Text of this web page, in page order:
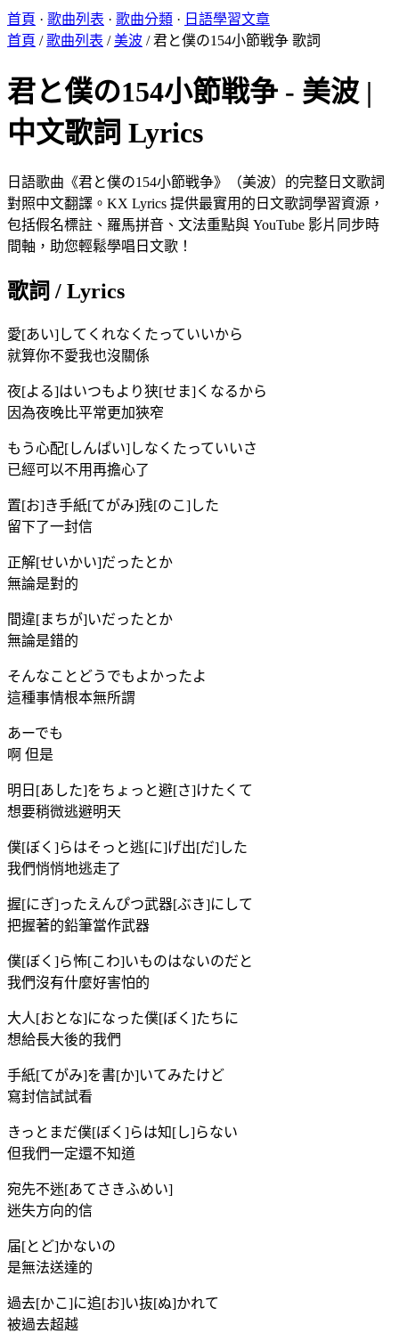
首頁 · 歌曲列表 · 歌曲分類 · 日語學習文章
首頁 /歌曲列表 /美波 /君と僕の154小節戦争 歌詞
君と僕の154小節戦争 - 美波 |
中文歌詞 Lyrics
日語歌曲《君と僕の154小節戦争》（美波）的完整日文歌詞
對照中文翻譯。KX Lyrics 提供最實用的日文歌詞學習資源，
包括假名標註、羅馬拼音、文法重點與 YouTube 影片同步時
間軸，助您輕鬆學唱日文歌！
歌詞 / Lyrics
愛[あい]してくれなくたっていいから
就算你不愛我也沒關係
夜[よる]はいつもより狭[せま]くなるから
因為夜晚比平常更加狹窄
もう心配[しんぱい]しなくたっていいさ
已經可以不用再擔心了
置[お]き手紙[てがみ]残[のこ]した
留下了一封信
正解[せいかい]だったとか
無論是對的
間違[まちが]いだったとか
無論是錯的
そんなことどうでもよかったよ
這種事情根本無所謂
あーでも
啊 但是
明日[あした]をちょっと避[さ]けたくて
想要稍微逃避明天
僕[ぼく]らはそっと逃[に]げ出[だ]した
我們悄悄地逃走了
握[にぎ]ったえんぴつ武器[ぶき]にして
把握著的鉛筆當作武器
僕[ぼく]ら怖[こわ]いものはないのだと
我們沒有什麼好害怕的
大人[おとな]になった僕[ぼく]たちに
想給長大後的我們
手紙[てがみ]を書[か]いてみたけど
寫封信試試看
きっとまだ僕[ぼく]らは知[し]らない
但我們一定還不知道
宛先不迷[あてさきふめい]
迷失方向的信
届[とど]かないの
是無法送達的
過去[かこ]に追[お]い抜[ぬ]かれて
被過去超越